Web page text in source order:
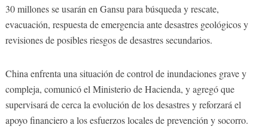
30 millones se usarán en Gansu para búsqueda y rescate,
evacuación, respuesta de emergencia ante desastres geológicos y
revisiones de posibles riesgos de desastres secundarios.
China enfrenta una situación de control de inundaciones grave y
compleja, comunicó el Ministerio de Hacienda, y agregó que
supervisará de cerca la evolución de los desastres y reforzará el
apoyo financiero a los esfuerzos locales de prevención y socorro.